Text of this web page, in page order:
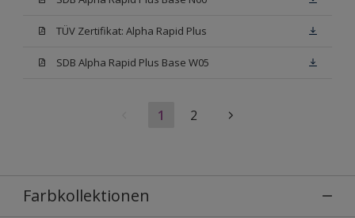
TÜV Zertifikat: Alpha Rapid Plus
SDB Alpha Rapid Plus Base W05
1 2
Farbkollektionen